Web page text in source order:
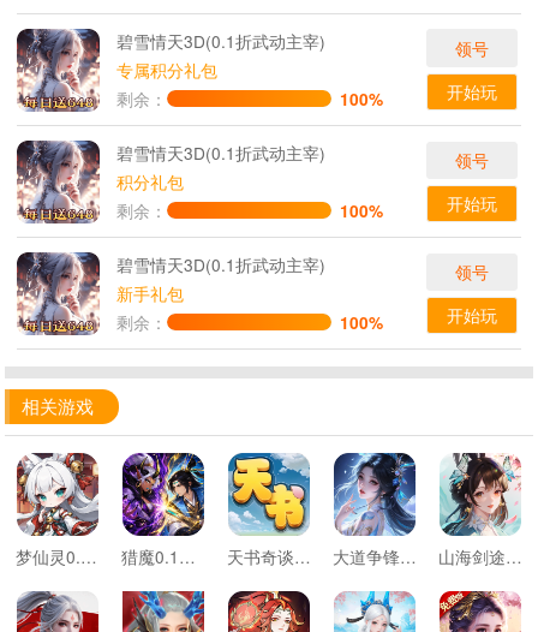
碧雪情天3D(0.1折武动主宰)
专属积分礼包
剩余：
100%
领号
开始玩
碧雪情天3D(0.1折武动主宰)
积分礼包
剩余：
100%
领号
开始玩
碧雪情天3D(0.1折武动主宰)
新手礼包
剩余：
100%
领号
开始玩
相关游戏
梦仙灵0.1折开局送足球宝贝 猎魔0.1折每日送648代金 天书奇谈0.05折扣版 大道争锋之无双0.1折扣版 山海剑途3.5折扣版